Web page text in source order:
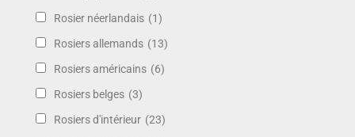
Rosier néerlandais (1)
Rosiers allemands (13)
Rosiers américains (6)
Rosiers belges (3)
Rosiers d'intérieur (23)